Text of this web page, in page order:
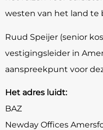
westen van het land te
Ruud Speijer (senior
vestigingsleider in
aanspreekpunt voor
Het adres luidt:
BAZ
Newday Offices